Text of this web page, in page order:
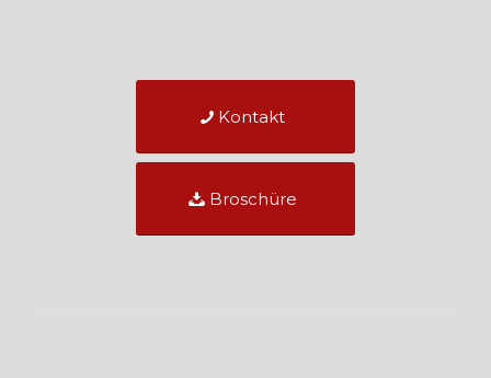
Kontakt
Broschüre